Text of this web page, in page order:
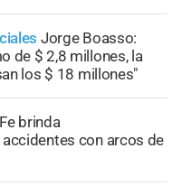
Jorge Boasso:
de $ 2,8 millones, la
los $ 18 millones"
brinda
con arcos de